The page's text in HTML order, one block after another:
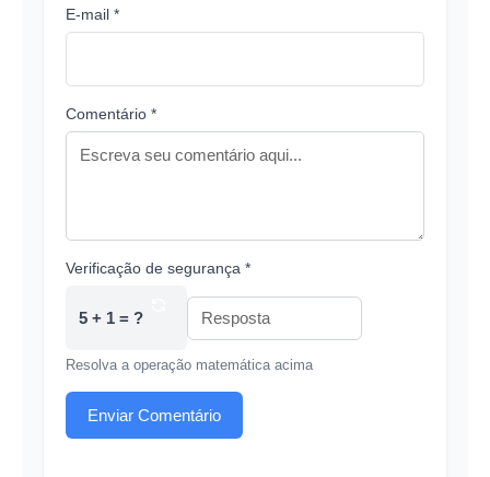
E-mail *
Comentário *
Verificação de segurança *
5 + 1 = ?
Resolva a operação matemática acima
Enviar Comentário